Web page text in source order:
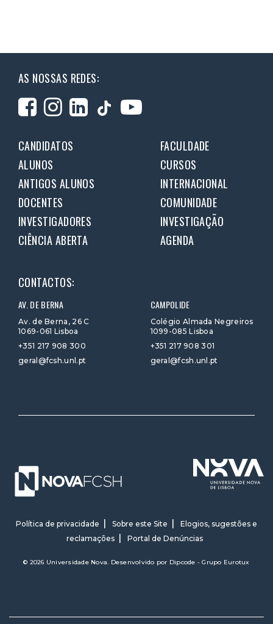
AS NOSSAS REDES:
CANDIDATOS
FACULDADE
ALUNOS
CURSOS
ANTIGOS ALUNOS
INTERNACIONAL
DOCENTES
COMUNIDADE
INVESTIGADORES
INVESTIGAÇÃO
CIÊNCIA ABERTA
AGENDA
CONTACTOS:
AV. DE BERNA
Av. de Berna, 26 C
1069-061 Lisboa
+351 217 908 300
geral@fcsh.unl.pt
CAMPOLIDE
Colégio Almada Negreiros
1099-085 Lisboa
+351 217 908 301
geral@fcsh.unl.pt
Política de privacidade Sobre este Site
Elogios, sugestões e
reclamações
Portal de Denúncias
© 2026 Universidade Nova. Desenvolvido por Dipcode - Grupo Eurotux